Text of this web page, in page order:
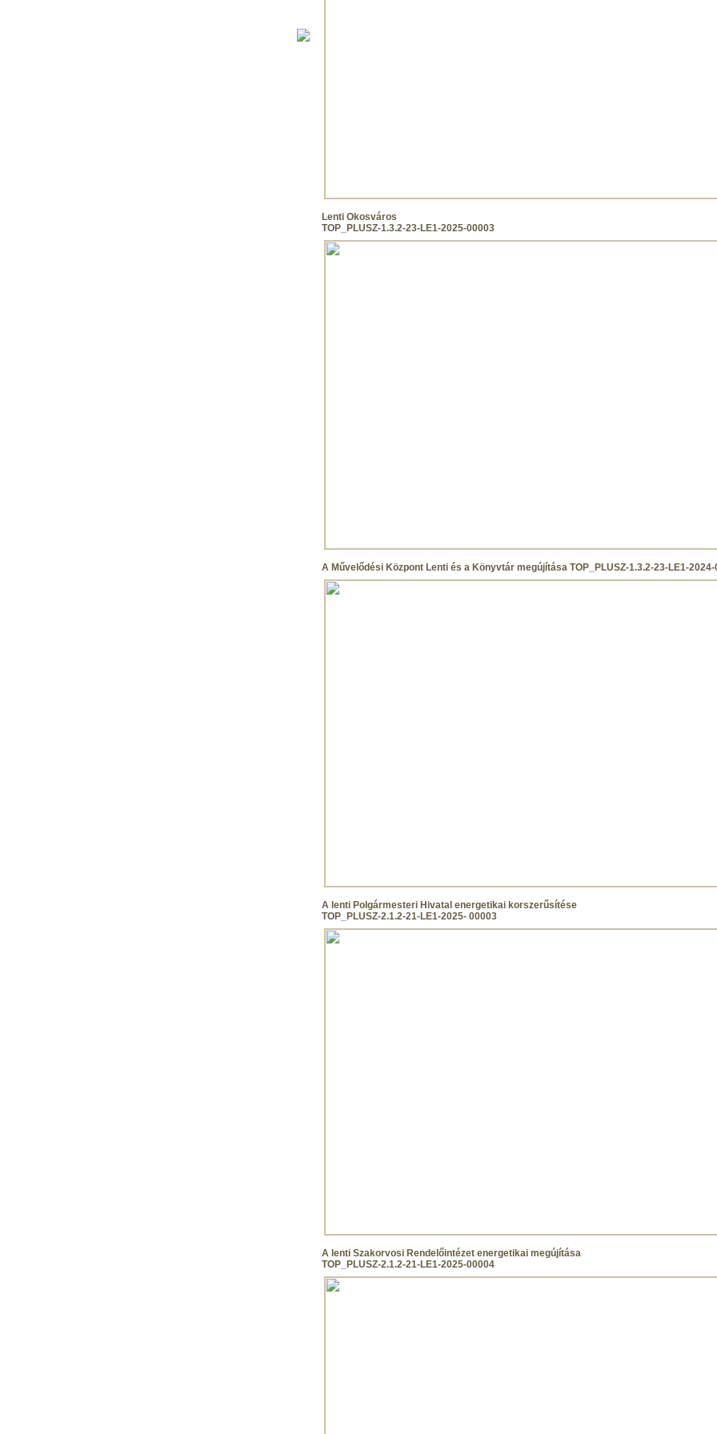
Lenti Okosváros
TOP_PLUSZ-1.3.2-23-LE1-2025-00003
A Művelődési Központ Lenti és a Könyvtár megújítása TOP_PLUSZ-1.3.2-23-LE1-2024-
A lenti Polgármesteri Hivatal energetikai korszerűsítése
TOP_PLUSZ-2.1.2-21-LE1-2025- 00003
A lenti Szakorvosi Rendelőintézet energetikai megújítása
TOP_PLUSZ-2.1.2-21-LE1-2025-00004